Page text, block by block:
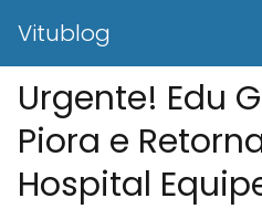
Vitublog
Urgente! Edu
Piora e
Hospital